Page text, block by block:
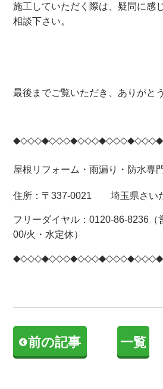
施工していただく際は、疑問に感
相談下さい。
最後までご覧いただき、ありがと
屋根リフォーム・雨漏り・防水専
住所：〒337-0021 埼玉県さい
フリーダイヤル：0120-86-8236（
00/火・水定休）
前の記事 一覧